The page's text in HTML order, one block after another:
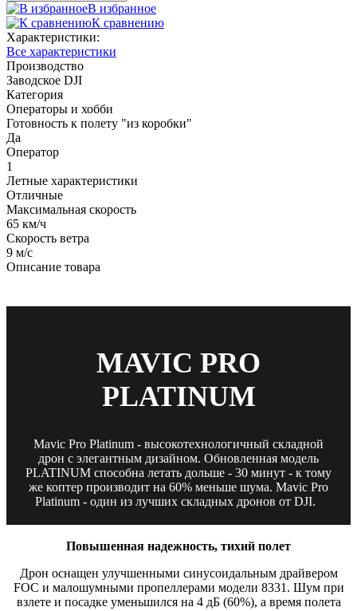
В избранное
К сравнению
Характеристики:
Все характеристики
Производство
Заводское DJI
Категория
Операторы и хобби
Готовность к полету "из коробки"
Да
Оператор
1
Летные характеристики
Отличные
Максимальная скорость
65 км/ч
Скорость ветра
9 м/с
Описание товара
MAVIC PRO
PLATINUM
Mavic Pro Platinum - высокотехнологичный складной
дрон с элегантным дизайном. Обновленная модель
PLATINUM способна летать дольше - 30 минут - к тому
же коптер производит на 60% меньше шума. Mavic Pro
Platinum - один из лучших складных дронов от DJI.
Повышенная надежность, тихий полет
Дрон оснащен улучшенными синусоидальным драйвером
FOC и малошумными пропеллерами модели 8331. Шум при
взлете и посадке уменьшился на 4 дБ (60%), а время полета